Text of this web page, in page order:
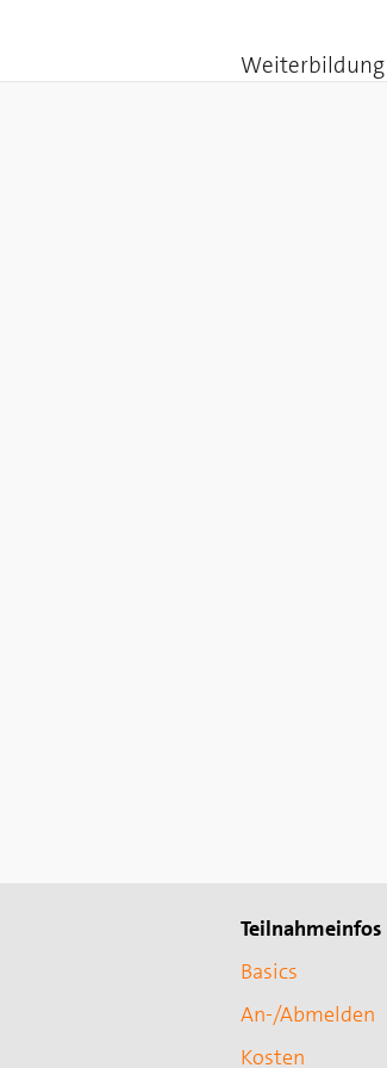
Weiterbildung
Teilnahmeinfos
Basics
An-/Abmelden
Kosten